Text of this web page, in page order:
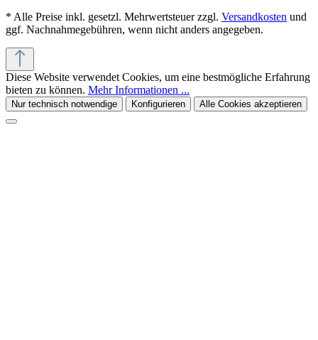
* Alle Preise inkl. gesetzl. Mehrwertsteuer zzgl. Versandkosten und
ggf. Nachnahmegebühren, wenn nicht anders angegeben.
Diese Website verwendet Cookies, um eine bestmögliche Erfahrung
bieten zu können. Mehr Informationen ...
Nur technisch notwendige Konfigurieren Alle Cookies akzeptieren